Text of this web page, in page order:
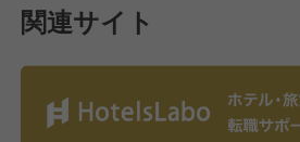
関連サイト